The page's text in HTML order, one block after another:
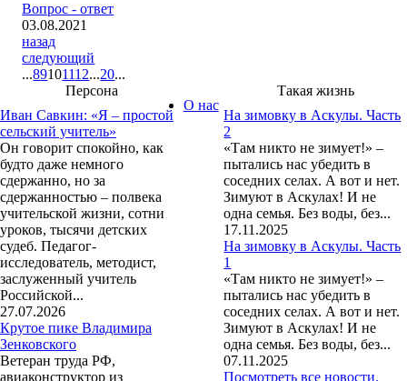
Вопрос - ответ
03.08.2021
назад
следующий
...89101112...20...
Персона
Иван Савкин: «Я – простой
сельский учитель»
Он говорит спокойно, как
будто даже немного
сдержанно, но за
сдержанностью – полвека
учительской жизни, сотни
уроков, тысячи детских
судеб. Педагог-
исследователь, методист,
заслуженный учитель
Российской...
27.07.2026
Крутое пике Владимира
Зенковского
Ветеран труда РФ,
авиаконструктор из
Такая жизнь
На зимовку в Аскулы. Часть
2
«Там никто не зимует!» –
пытались нас убедить в
соседних селах. А вот и нет.
Зимуют в Аскулах! И не
одна семья. Без воды, без...
17.11.2025
На зимовку в Аскулы. Часть
1
«Там никто не зимует!» –
пытались нас убедить в
соседних селах. А вот и нет.
Зимуют в Аскулах! И не
одна семья. Без воды, без...
07.11.2025
Посмотреть все новости.
О нас